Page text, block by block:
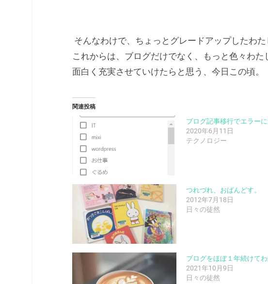
そんなわけで、ちょっとグレードアップしたわた
これからは、ブログだけでなく、もっと色々わた
面白く充実させていけたらと思う、今日この頃。
関連投稿
ブログ記事移行でエラー
2020年6月11日
テクノロジー
つれづれ、おばんどす。
2012年7月18日
日々の徒然
ブログをほぼ１年続けて
2021年10月9日
日々の徒然